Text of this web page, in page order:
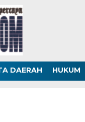
DAERAH HUKUM